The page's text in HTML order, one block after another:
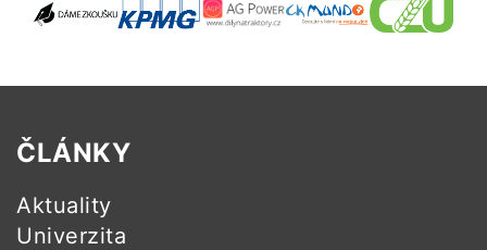
ČLÁNKY
Aktuality
Univerzita